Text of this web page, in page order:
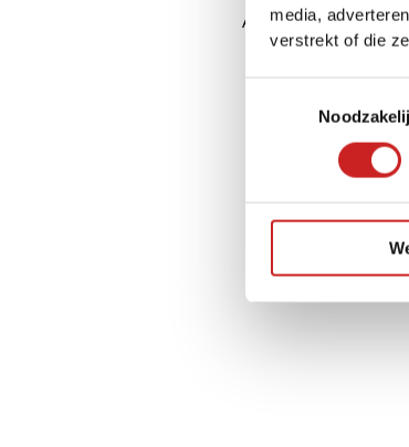
media,
verstrekt of die
Application error: a